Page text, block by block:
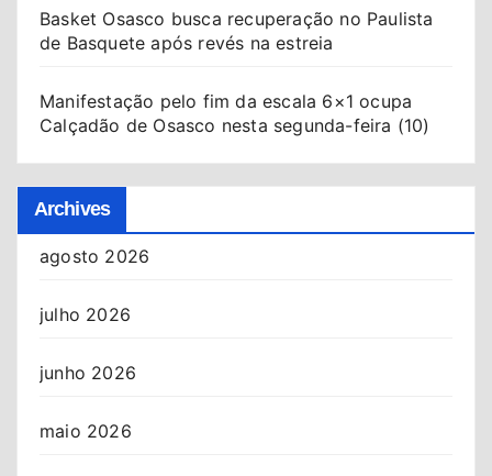
Basket Osasco busca recuperação no Paulista
de Basquete após revés na estreia
Manifestação pelo fim da escala 6×1 ocupa
Calçadão de Osasco nesta segunda-feira (10)
Archives
agosto 2026
julho 2026
junho 2026
maio 2026